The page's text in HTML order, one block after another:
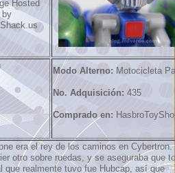
Modo Alterno: Motocicleta
No. Adquisición: 435
Comprado en:
era el rey de los caminos en Cybertron.
otro sobre ruedas, y se aseguraba que
que realmente tuvo fue Hubcap, así que